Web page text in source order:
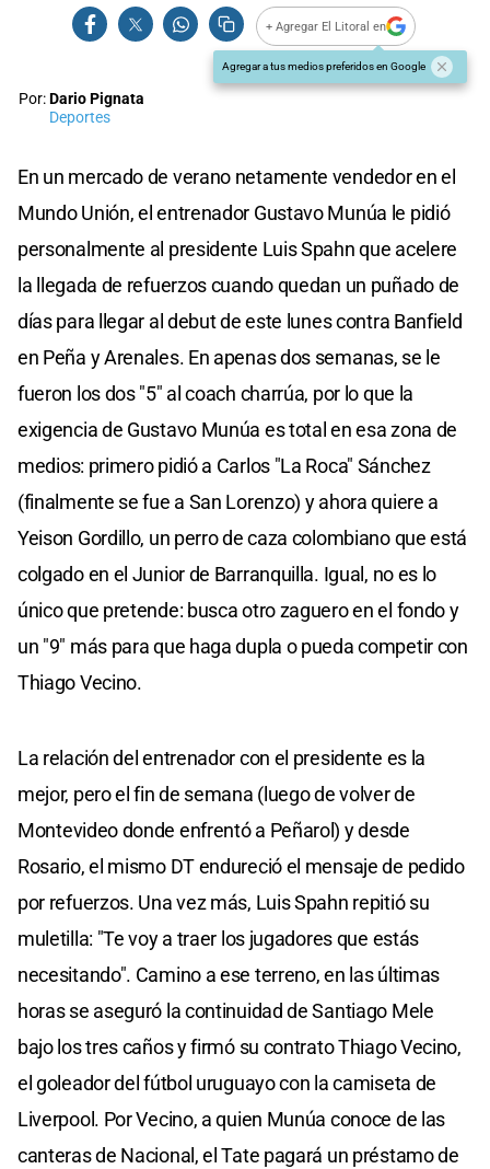
+ Agregar El Litoral en
Agregar a tus medios preferidos en Google
Por:Dario Pignata
Deportes
En un mercado de verano netamente vendedor en el
Mundo Unión, el entrenador Gustavo Munúa le pidió
personalmente al presidente Luis Spahn que acelere
la llegada de refuerzos cuando quedan un puñado de
días para llegar al debut de este lunes contra Banfield
en Peña y Arenales. En apenas dos semanas, se le
fueron los dos "5" al coach charrúa, por lo que la
exigencia de Gustavo Munúa es total en esa zona de
medios: primero pidió a Carlos "La Roca" Sánchez
(finalmente se fue a San Lorenzo) y ahora quiere a
Yeison Gordillo, un perro de caza colombiano que está
colgado en el Junior de Barranquilla. Igual, no es lo
único que pretende: busca otro zaguero en el fondo y
un "9" más para que haga dupla o pueda competir con
Thiago Vecino.
La relación del entrenador con el presidente es la
mejor, pero el fin de semana (luego de volver de
Montevideo donde enfrentó a Peñarol) y desde
Rosario, el mismo DT endureció el mensaje de pedido
por refuerzos. Una vez más, Luis Spahn repitió su
muletilla: "Te voy a traer los jugadores que estás
necesitando". Camino a ese terreno, en las últimas
horas se aseguró la continuidad de Santiago Mele
bajo los tres caños y firmó su contrato Thiago Vecino,
el goleador del fútbol uruguayo con la camiseta de
Liverpool. Por Vecino, a quien Munúa conoce de las
canteras de Nacional, el Tate pagará un préstamo de